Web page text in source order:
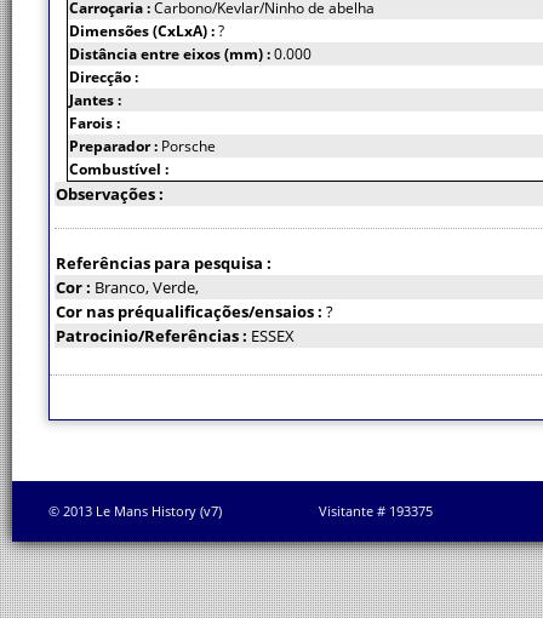
Carroçaria :Carbono/Kevlar/Ninho de abelha
Dimensões (CxLxA) :?
Distância entre eixos (mm) :0.000
Direcção :
Jantes :
Farois :
Preparador : Porsche
Combustível :
Observações :
Referências para pesquisa :
Cor : Branco, Verde,
Cor nas préqualificações/ensaios : ?
Patrocinio/Referências : ESSEX
© 2013 Le Mans History (v7) Visitante # 193375